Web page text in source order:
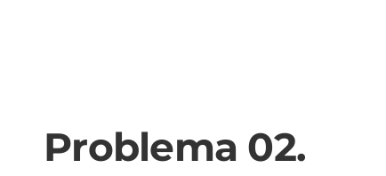
Problema 02.